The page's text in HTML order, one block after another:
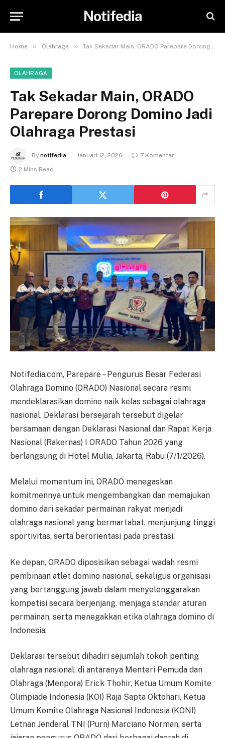
Notifedia
Home » Olahraga » Tak Sekadar Main, ORADO Parepare Dorong Domino Jadi Olahraga Prestasi
OLAHRAGA
Tak Sekadar Main, ORADO
Parepare Dorong Domino Jadi
Olahraga Prestasi
By notifedia Januari 12, 2026
7 Komentar
2 Mins Read
Notifedia.com, Parepare – Pengurus Besar Federasi
Olahraga Domino (ORADO) Nasional secara resmi
mendeklarasikan domino naik kelas sebagai olahraga
nasional. Deklarasi bersejarah tersebut digelar
bersamaan dengan Deklarasi Nasional dan Rapat Kerja
Nasional (Rakernas) I ORADO Tahun 2026 yang
berlangsung di Hotel Mulia, Jakarta, Rabu (7/1/2026).
Melalui momentum ini, ORADO menegaskan
komitmennya untuk mengembangkan dan memajukan
domino dari sekadar permainan rakyat menjadi
olahraga nasional yang bermartabat, menjunjung tinggi
sportivitas, serta berorientasi pada prestasi.
Ke depan, ORADO diposisikan sebagai wadah resmi
pembinaan atlet domino nasional, sekaligus organisasi
yang bertanggung jawab dalam menyelenggarakan
kompetisi secara berjenjang, menjaga standar aturan
permainan, serta menegakkan etika olahraga domino di
Indonesia.
Deklarasi tersebut dihadiri sejumlah tokoh penting
olahraga nasional, di antaranya Menteri Pemuda dan
Olahraga (Menpora) Erick Thohir, Ketua Umum Komite
Olimpiade Indonesia (KOI) Raja Sapta Oktohari, Ketua
Umum Komite Olahraga Nasional Indonesia (KONI)
Letnan Jenderal TNI (Purn) Marciano Norman, serta